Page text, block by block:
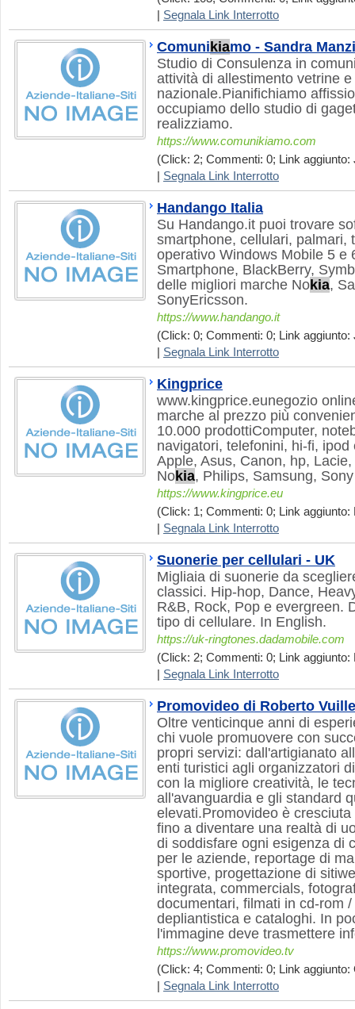
Segnala Link Interrotto
Comuni kiamo - Sandra Manzi
Studio di Consulenza in
attività di allestimento vetrine
nazionale.Pianifichiamo
occupiamo dello studio di
realizziamo.
https://www.comunikiamo.com
(Click: 2; Commenti: 0; Link aggiunto:
Segnala Link Interrotto
Handango Italia
Su Handango.it puoi trovare
smartphone, cellulari, palmari,
operativo Windows Mobile 5 e
Smartphone, BlackBerry,
delle migliori marche Nokia,
SonyEricsson.
https://www.handango.it
(Click: 0; Commenti: 0; Link aggiunto:
Segnala Link Interrotto
Kingprice
www.kingprice.eunegozio
marche al prezzo più
10.000 prodottiComputer,
navigatori, telefonini, hi-fi,
Apple, Asus, Canon, hp,
Nokia, Philips, Samsung,
https://www.kingprice.eu
(Click: 1; Commenti: 0; Link aggiunto:
Segnala Link Interrotto
Suonerie per cellulari - UK
Migliaia di suonerie da
classici. Hip-hop, Dance,
R&B, Rock, Pop e evergreen.
tipo di cellulare. In English.
https://uk-ringtones.dadamobile.com
(Click: 2; Commenti: 0; Link aggiunto:
Segnala Link Interrotto
Promovideo di Roberto
Oltre venticinque anni di
chi vuole promuovere con
propri servizi: dall'artigianato
enti turistici agli organizzatori
con la migliore creatività, le
all'avanguardia e gli standard
elevati.Promovideo è
fino a diventare una realtà di
di soddisfare ogni esigenza di
per le aziende, reportage di
sportive, progettazione di
integrata, commercials,
documentari, filmati in cd-rom
depliantistica e cataloghi. In
l'immagine deve trasmettere
https://www.promovideo.tv
(Click: 4; Commenti: 0; Link aggiunto:
Segnala Link Interrotto